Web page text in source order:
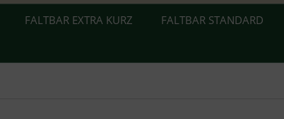
FALTBAR EXTRA KURZ FALTBAR STANDARD